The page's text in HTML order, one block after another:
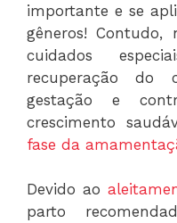
importante e se
gêneros! Contudo,
cuidados
recuperação do
gestação e
crescimento
fase da
Devido ao
parto